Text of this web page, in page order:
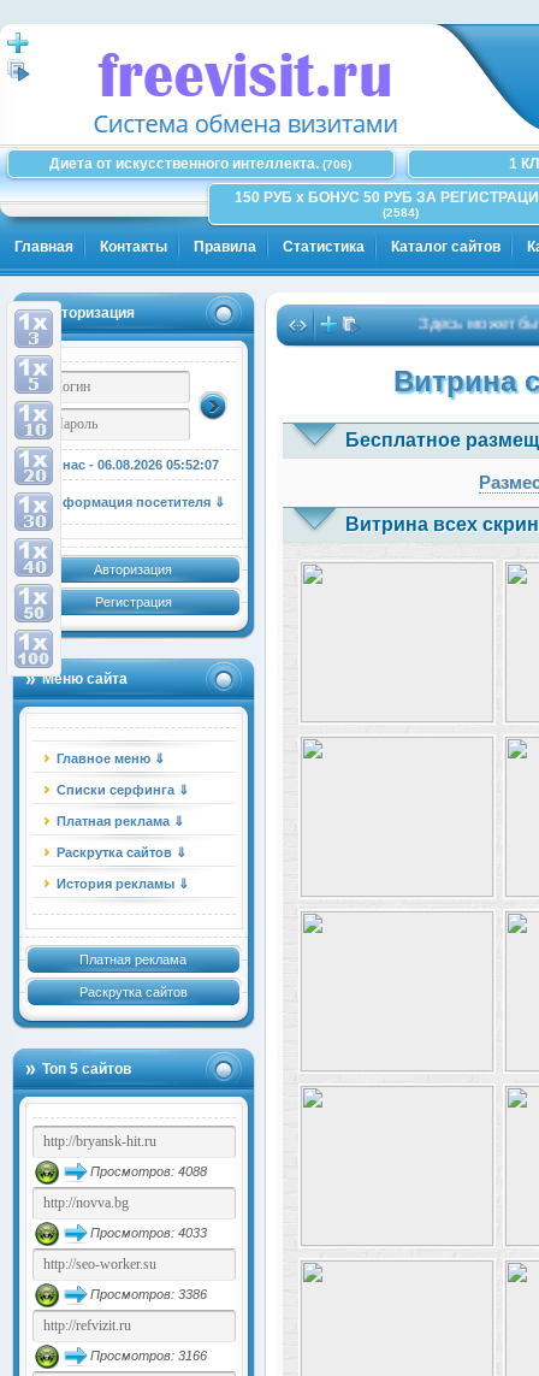
Диета от искусственного интеллекта. (706)
1
150 РУБ x БОНУС 50 РУБ ЗА
(2584)
Главная Контакты Правила Статистика Каталог сайтов
Авторизация
У нас - 06.08.2026 05:52:07
Информация посетителя ⇓
Авторизация
Регистрация
Меню сайта
Главное меню ⇓
Списки серфинга ⇓
Платная реклама ⇓
Раскрутка сайтов ⇓
История рекламы ⇓
Платная реклама
Раскрутка сайтов
Топ 5 сайтов
Просмотров: 4088
Просмотров: 4033
Просмотров: 3386
Просмотров: 3166
Здесь может быть
Витрина
Бесплатное
Витрина всех